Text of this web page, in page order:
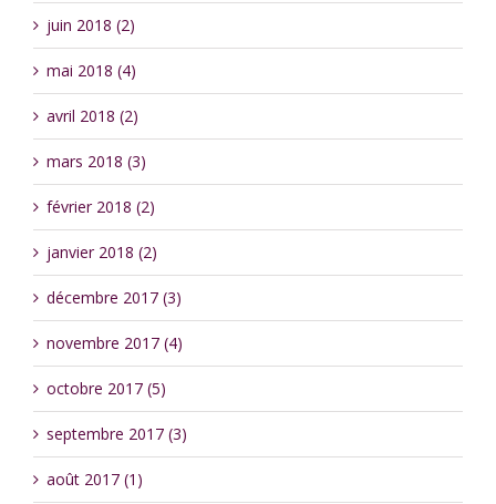
juin 2018 (2)
mai 2018 (4)
avril 2018 (2)
mars 2018 (3)
février 2018 (2)
janvier 2018 (2)
décembre 2017 (3)
novembre 2017 (4)
octobre 2017 (5)
septembre 2017 (3)
août 2017 (1)